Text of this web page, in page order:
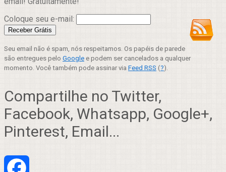
Coloque seu e-mail:
Seu email não é spam, nós respeitamos. Os papéis de parede
são entregues pelo Google e podem ser cancelados a qualquer
momento. Você também pode assinar via Feed RSS (?).
Compartilhe no Twitter,
Facebook, Whatsapp, Google+,
Pinterest, Email...